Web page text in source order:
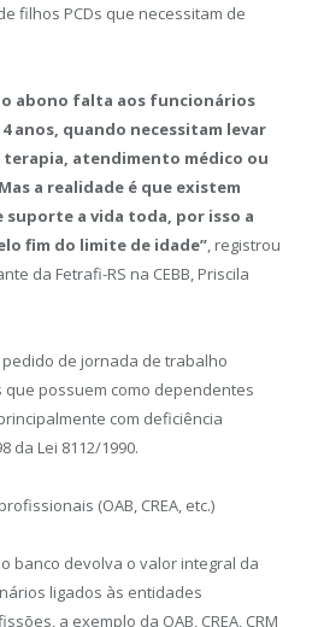
filhos PCDs que necessitam de
o abono falta aos funcionários
anos, quando necessitam levar
terapia, atendimento médico ou
a realidade é que existem
a vida toda, por isso a
fim do limite de idade”, registrou
da Fetrafi-RS na CEBB, Priscila
de jornada de trabalho
possuem como dependentes
com deficiência
da Lei 8112/1990.
(OAB, CREA, etc.)
banco devolva o valor integral da
ligados às entidades
a exemplo da OAB, CREA, CRM